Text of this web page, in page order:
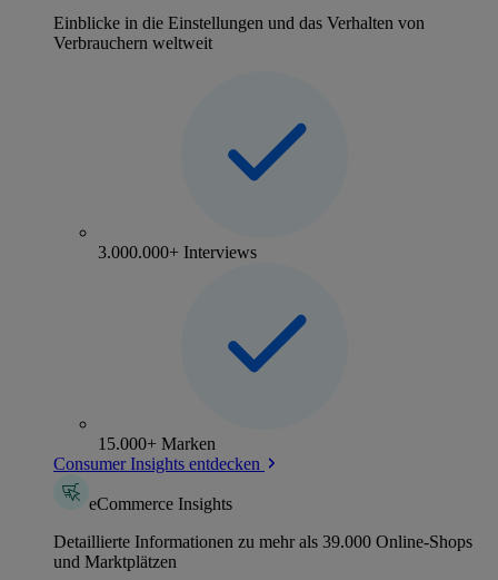
Einblicke in die Einstellungen und das Verhalten von
Verbrauchern weltweit
3.000.000+ Interviews
15.000+ Marken
Consumer Insights entdecken
eCommerce Insights
Detaillierte Informationen zu mehr als 39.000 Online-Shops
und Marktplätzen